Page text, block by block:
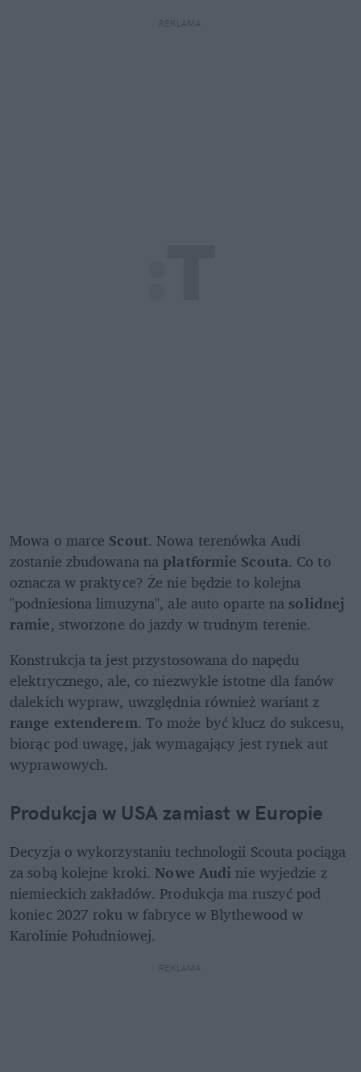
REKLAMA
Mowa o marce Scout. Nowa terenówka Audi
zostanie zbudowana na platformie Scouta. Co to
oznacza w praktyce? Że nie będzie to kolejna
"podniesiona limuzyna", ale auto oparte na solidnej
ramie, stworzone do jazdy w trudnym terenie.
Konstrukcja ta jest przystosowana do napędu
elektrycznego, ale, co niezwykle istotne dla fanów
range extenderem. To może być klucz do sukcesu,
biorąc pod uwagę, jak wymagający jest rynek aut
wyprawowych.
Produkcja w USA zamiast w Europie
Decyzja o wykorzystaniu technologii Scouta pociąga
za sobą kolejne kroki. Nowe Audi nie wyjedzie z
niemieckich zakładów. Produkcja ma ruszyć pod
koniec 2027 roku w fabryce w Blythewood w
Karolinie Południowej.
REKLAMA